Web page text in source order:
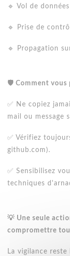
🔹 Vol de
🔹 Prise de
🔹 Propagation
🛡️ Comment vous
✅ Ne copiez
mail ou message
✅ Vérifiez
github.com).
✅ Sensibilisez
techniques
💡 Une seule
compromettre
La vigilance